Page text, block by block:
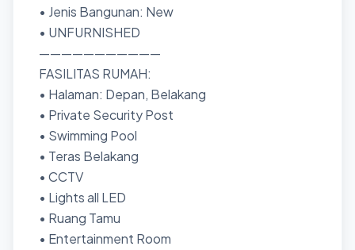
• Jenis Bangunan: New
• UNFURNISHED
———————————
FASILITAS RUMAH:
• Halaman: Depan, Belakang
• Private Security Post
• Swimming Pool
• Teras Belakang
• CCTV
• Lights all LED
• Ruang Tamu
• Entertainment Room